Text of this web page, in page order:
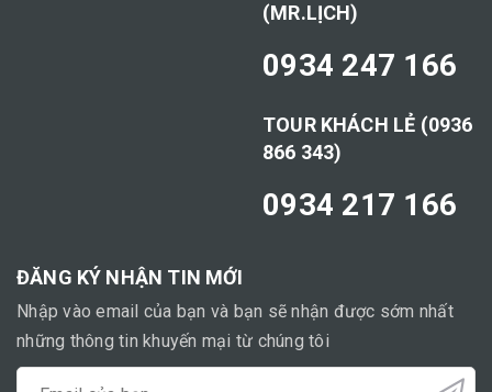
(MR.LỊCH)
0934 247 166
TOUR KHÁCH LẺ (0936
866 343)
0934 217 166
ĐĂNG KÝ NHẬN TIN MỚI
Nhập vào email của bạn và bạn sẽ nhận được sớm nhất
những thông tin khuyến mại từ chúng tôi